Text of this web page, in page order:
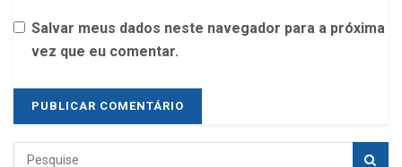
Salvar meus dados neste navegador para a próxima
vez que eu comentar.